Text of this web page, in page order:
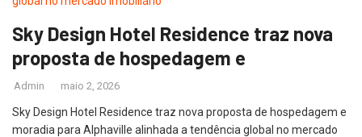
Sky Design Hotel Residence traz nova
proposta de hospedagem e
Admin maio 2, 2026
Sky Design Hotel Residence traz nova proposta de hospedagem e
moradia para Alphaville alinhada a tendência global no mercado